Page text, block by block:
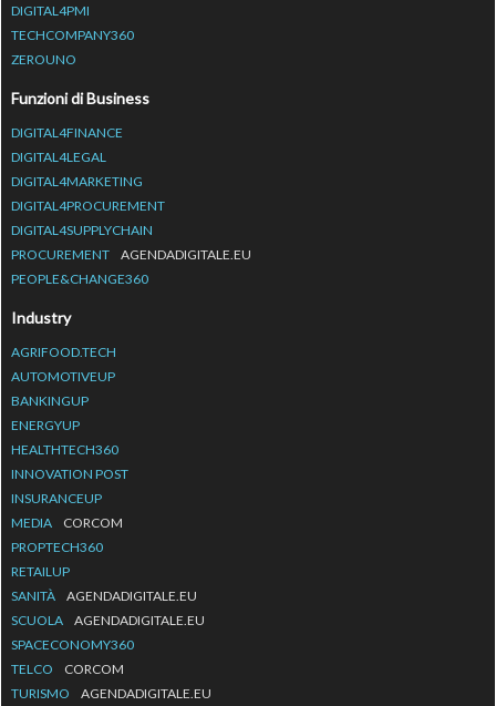
DIGITAL4PMI
TECHCOMPANY360
ZEROUNO
Funzioni di Business
DIGITAL4FINANCE
DIGITAL4LEGAL
DIGITAL4MARKETING
DIGITAL4PROCUREMENT
DIGITAL4SUPPLYCHAIN
PROCUREMENT
AGENDADIGITALE.EU
PEOPLE&CHANGE360
Industry
AGRIFOOD.TECH
AUTOMOTIVEUP
BANKINGUP
ENERGYUP
HEALTHTECH360
INNOVATION POST
INSURANCEUP
MEDIA
CORCOM
PROPTECH360
RETAILUP
SANITÀ
AGENDADIGITALE.EU
SCUOLA
AGENDADIGITALE.EU
SPACECONOMY360
TELCO
CORCOM
TURISMO
AGENDADIGITALE.EU